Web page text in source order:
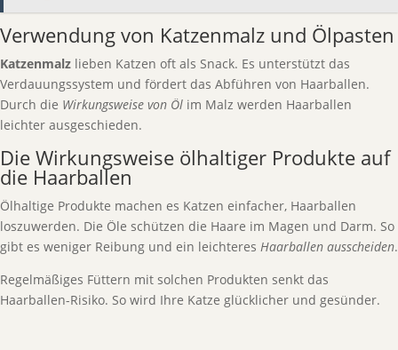
Verwendung von Katzenmalz und Ölpasten
Katzenmalz lieben Katzen oft als Snack. Es unterstützt das
Verdauungssystem und fördert das Abführen von Haarballen.
Durch die Wirkungsweise von Öl im Malz werden Haarballen
leichter ausgeschieden.
Die Wirkungsweise ölhaltiger Produkte auf
die Haarballen
Ölhaltige Produkte machen es Katzen einfacher, Haarballen
loszuwerden. Die Öle schützen die Haare im Magen und Darm. So
gibt es weniger Reibung und ein leichteres Haarballen ausscheiden.
Regelmäßiges Füttern mit solchen Produkten senkt das
Haarballen-Risiko. So wird Ihre Katze glücklicher und gesünder.